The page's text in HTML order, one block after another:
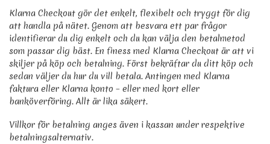
Klarna Checkout gör det enkelt, flexibelt och tryggt för dig
att handla på nätet. Genom att besvara ett par frågor
identifierar du dig enkelt och du kan välja den betalmetod
som passar dig bäst. En finess med Klarna Checkout är att vi
skiljer på köp och betalning. Först bekräftar du ditt köp och
sedan väljer du hur du vill betala. Antingen med Klarna
faktura eller Klarna konto – eller med kort eller
banköverföring. Allt är lika säkert.
Villkor för betalning anges även i kassan under respektive
betalningsalternativ.